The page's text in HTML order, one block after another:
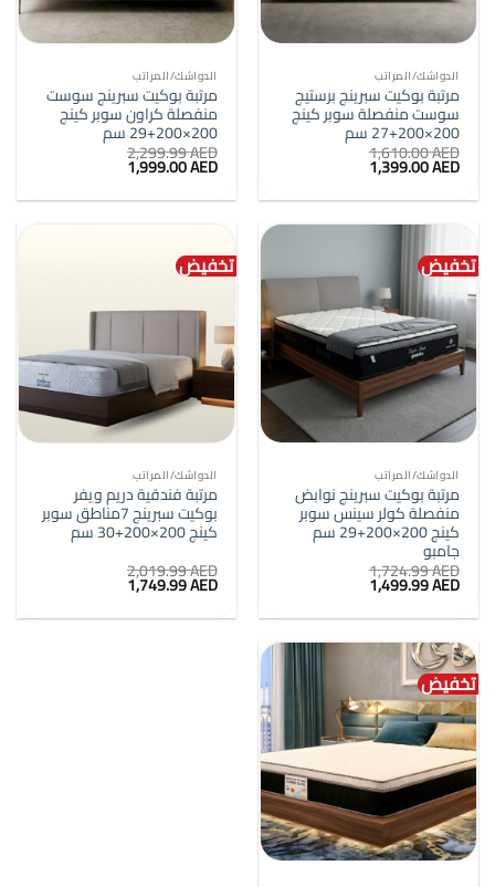
الدواشك/المراتب
مرتبة بوكيت سبرينج برستيج
سوست منفصلة سوبر كينج
200×200+27 سم
1,610.00AED
السعر
الأصلي
هو:
1,610.00 AED.
1,399.00AED
هو:
1,399.00 AED.
الدواشك/المراتب
مرتبة بوكيت سبرينج سوست
منفصلة كراون سوبر كينج
200×200+29 سم
2,299.99AED
السعر
الأصلي
هو:
2,299.99 AED.
1,999.00AED
هو:
1,999.00 AED.
تخفيض
الدواشك/المراتب
مرتبة بوكيت سبرينج نوابض
منفصلة كولر سينس سوبر
كينج 200×200+29 سم
جامبو
1,724.99AED
السعر
الأصلي
هو:
1,724.99 AED.
1,499.99AED
هو:
1,499.99 AED.
تخفيض
الدواشك/المراتب
مرتبة فندقية دريم ويفر
بوكيت سبرينج 7مناطق سوبر
كينج 200×200+30 سم
2,019.99AED
السعر
الأصلي
هو:
2,019.99 AED.
1,749.99AED
هو:
1,749.99 AED.
تخفيض